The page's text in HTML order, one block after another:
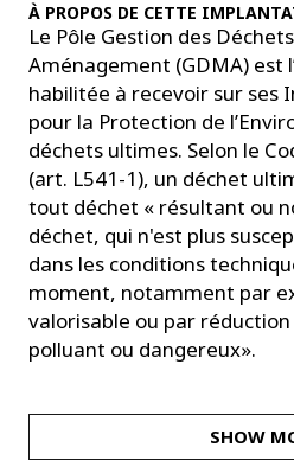
À PROPOS DE CETTE
Le Pôle Gestion des
Aménagement (GDMA) est
habilitée à recevoir sur ses
pour la Protection de
déchets ultimes. Selon le
(art. L541-1), un déchet
tout déchet « résultant ou
déchet, qui n'est plus
dans les conditions
moment, notamment par
valorisable ou par
polluant ou dangereux».
SHOW